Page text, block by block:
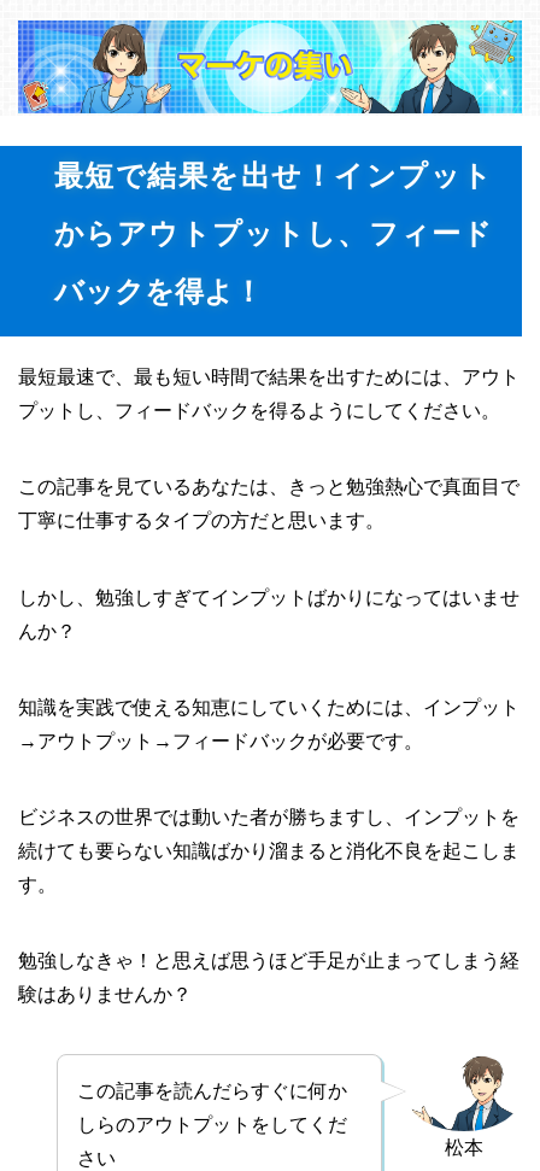
最短で結果を出せ！インプット
からアウトプットし、フィード
バックを得よ！
最短最速で、最も短い時間で結果を出すためには、アウト
プットし、フィードバックを得るようにしてください。
この記事を見ているあなたは、きっと勉強熱心で真面目で
丁寧に仕事するタイプの方だと思います。
しかし、勉強しすぎてインプットばかりになってはいませ
んか？
知識を実践で使える知恵にしていくためには、インプット
→アウトプット→フィードバックが必要です。
ビジネスの世界では動いた者が勝ちますし、インプットを
続けても要らない知識ばかり溜まると消化不良を起こしま
す。
勉強しなきゃ！と思えば思うほど手足が止まってしまう経
験はありませんか？
松本
この記事を読んだらすぐに何か
しらのアウトプットをしてくだ
さい